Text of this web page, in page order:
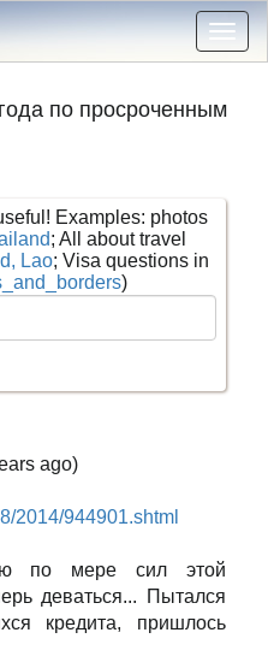
по просроченным
Examples: photos
; All about travel
Lao; Visa questions in
)
ago)
2014/944901.shtml
по мере сил этой
деваться... Пытался
кредита, пришлось